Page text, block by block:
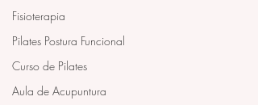
Fisioterapia
Pilates Postura Funcional
Curso de Pilates
Aula de Acupuntura